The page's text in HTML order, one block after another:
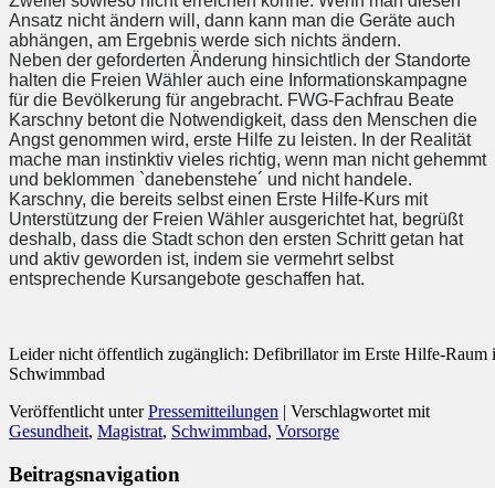
Ansatz nicht ändern will, dann kann man die Geräte auch
abhängen, am Ergebnis werde sich nichts ändern.
Neben der geforderten Änderung hinsichtlich der Standorte
halten die Freien Wähler auch eine Informationskampagne
für die Bevölkerung für angebracht. FWG-Fachfrau Beate
Karschny betont die Notwendigkeit, dass den Menschen die
Angst genommen wird, erste Hilfe zu leisten. In der Realität
mache man instinktiv vieles richtig, wenn man nicht gehemmt
und beklommen `danebenstehe´ und nicht handele.
Karschny, die bereits selbst einen Erste Hilfe-Kurs mit
Unterstützung der Freien Wähler ausgerichtet hat, begrüßt
deshalb, dass die Stadt schon den ersten Schritt getan hat
und aktiv geworden ist, indem sie vermehrt selbst
entsprechende Kursangebote geschaffen hat.
Leider nicht öffentlich zugänglich: Defibrillator im Erste Hilfe-Raum
Schwimmbad
Veröffentlicht unter Pressemitteilungen | Verschlagwortet mit
Gesundheit, Magistrat, Schwimmbad, Vorsorge
Beitragsnavigation